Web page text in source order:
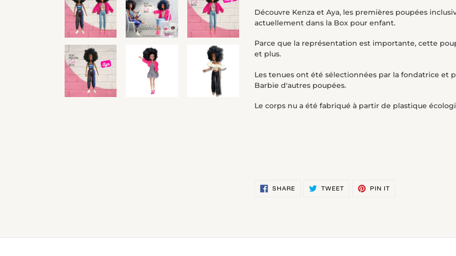
your
Découvre Kenza et Aya, les premières poupées
actuellement dans la Box pour enfant.
Parce que la représentation est importante, cette
et plus.
Les tenues ont été sélectionnées par la fondatrice et
Barbie d'autres poupées.
Le corps nu a été fabriqué à partir de plastique
SHARE SHARE TWEETTWEET PIN ITPIN